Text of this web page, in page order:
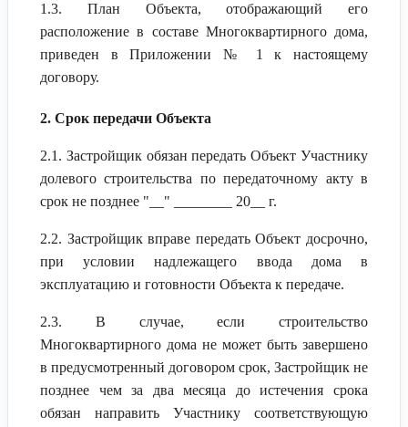
1.3. План Объекта, отображающий его
расположение в составе Многоквартирного дома,
приведен в Приложении № 1 к настоящему
договору.
2. Срок передачи Объекта
2.1. Застройщик обязан передать Объект Участнику
долевого строительства по передаточному акту в
срок не позднее "__" ________ 20__ г.
2.2. Застройщик вправе передать Объект досрочно,
при условии надлежащего ввода дома в
эксплуатацию и готовности Объекта к передаче.
2.3. В случае, если строительство
Многоквартирного дома не может быть завершено
в предусмотренный договором срок, Застройщик не
позднее чем за два месяца до истечения срока
обязан направить Участнику соответствующую